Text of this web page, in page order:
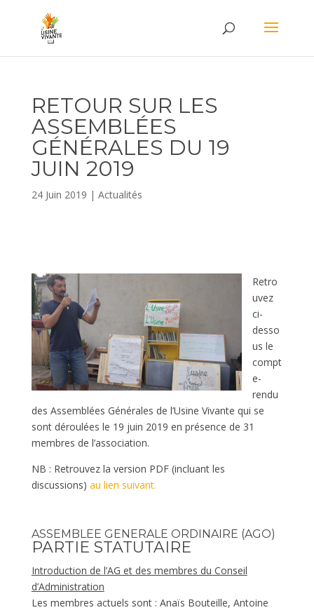
RETOUR SUR LES
ASSEMBLÉES
GÉNÉRALES DU 19
JUIN 2019
24 Juin 2019 | Actualités
Retro
uvez
ci-
desso
us le
compt
e-
rendu
des Assemblées Générales de l’Usine Vivante qui se
sont déroulées le 19 juin 2019 en présence de 31
membres de l’association.
NB : Retrouvez la version PDF (incluant les
discussions) au lien suivant.
ASSEMBLEE GENERALE ORDINAIRE (AGO)
PARTIE STATUTAIRE
Introduction de l’AG et des membres du Conseil
d’Administration
Les membres actuels sont : Anaïs Bouteille, Antoine